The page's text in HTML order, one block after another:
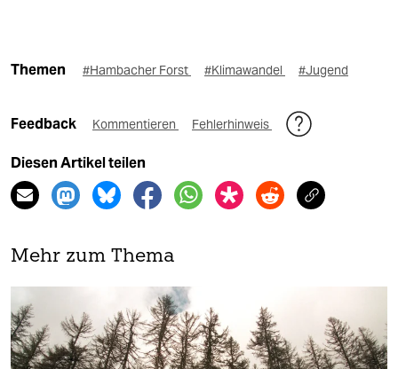
Themen #Hambacher Forst #Klimawandel #Jugend
Feedback Kommentieren Fehlerhinweis
Diesen Artikel teilen
Mehr zum Thema